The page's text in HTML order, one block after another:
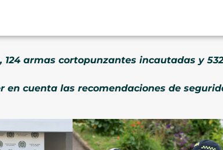
armas cortopunzantes incautadas y 532
cuenta las recomendaciones de